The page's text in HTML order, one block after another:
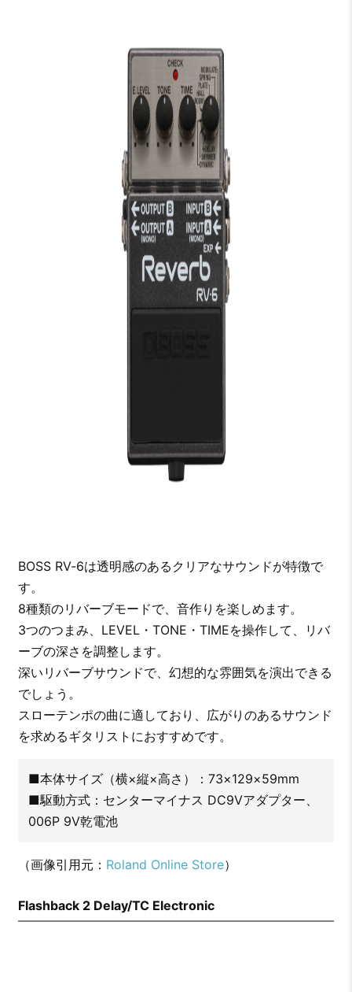
BOSS RV-6は透明感のあるクリアなサウンドが特徴で
す。
8種類のリバーブモードで、音作りを楽しめます。
3つのつまみ、LEVEL・TONE・TIMEを操作して、リバ
ーブの深さを調整します。
深いリバーブサウンドで、幻想的な雰囲気を演出できる
でしょう。
スローテンポの曲に適しており、広がりのあるサウンド
を求めるギタリストにおすすめです。
■本体サイズ（横×縦×高さ）：73×129×59mm
■駆動方式：センターマイナス DC9Vアダプター、
006P 9V乾電池
（画像引用元： Roland Online Store）
Flashback 2 Delay/TC Electronic